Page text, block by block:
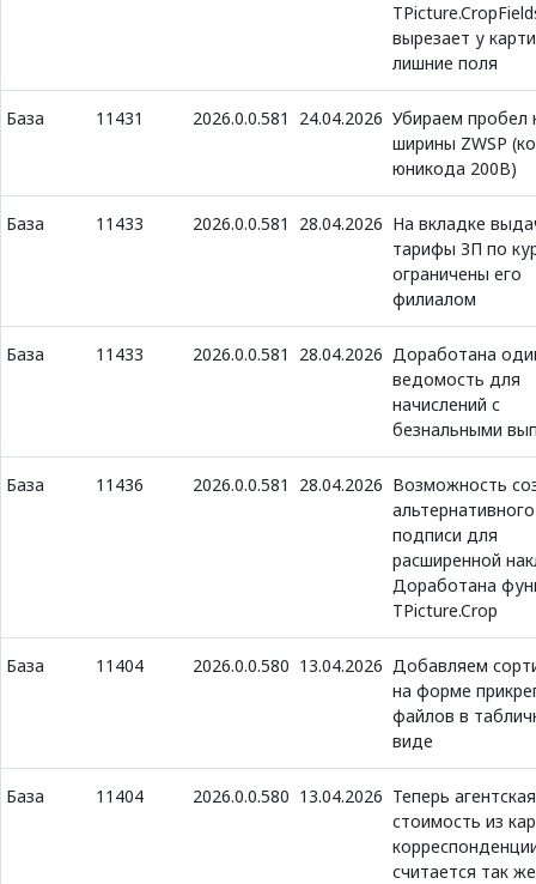
вырезает у
лишние поля
База 11431 2026.0.0.581 24.04.2026 Убираем пробел
ширины ZWSP
юникода 200B)
База 11433 2026.0.0.581 28.04.2026 На вкладке
тарифы ЗП по
ограничены его
филиалом
База 11433 2026.0.0.581 28.04.2026 Доработана
ведомость для
начислений с
безнальными
База 11436 2026.0.0.581 28.04.2026 Возможность
подписи для
расширенной
Доработана
TPicture.Crop
База 11404 2026.0.0.580 13.04.2026 Добавляем
на форме
файлов в
виде
База 11404 2026.0.0.580 13.04.2026 Теперь агентская
стоимость из
считается так